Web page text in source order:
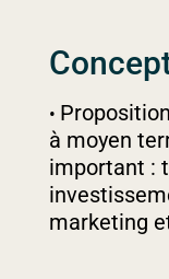
à moyen
important :
marketing